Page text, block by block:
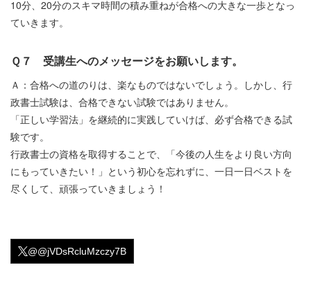
10分、20分のスキマ時間の積み重ねが合格への大きな一歩となっ
ていきます。
Ｑ７ 受講生へのメッセージをお願いします。
Ａ：合格への道のりは、楽なものではないでしょう。しかし、行
政書士試験は、合格できない試験ではありません。
「正しい学習法」を継続的に実践していけば、必ず合格できる試
験です。
行政書士の資格を取得することで、「今後の人生をより良い方向
にもっていきたい！」という初心を忘れずに、一日一日ベストを
尽くして、頑張っていきましょう！
@@jVDsRcluMzczy7B